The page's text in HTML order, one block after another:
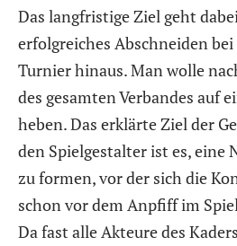
Das langfristige Ziel geht
erfolgreiches Abschneiden
Turnier hinaus. Man wolle
des gesamten Verbandes auf
heben. Das erklärte Ziel der
den Spielgestalter ist es, eine
zu formen, vor der sich die
schon vor dem Anpfiff im
Da fast alle Akteure des